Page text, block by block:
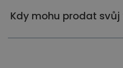
Kdy mohu prodat svůj